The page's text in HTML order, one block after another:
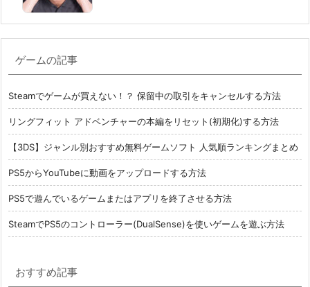
ゲームの記事
Steamでゲームが買えない！？ 保留中の取引をキャンセルする方法
リングフィット アドベンチャーの本編をリセット(初期化)する方法
【3DS】ジャンル別おすすめ無料ゲームソフト 人気順ランキングまとめ
PS5からYouTubeに動画をアップロードする方法
PS5で遊んでいるゲームまたはアプリを終了させる方法
SteamでPS5のコントローラー(DualSense)を使いゲームを遊ぶ方法
おすすめ記事